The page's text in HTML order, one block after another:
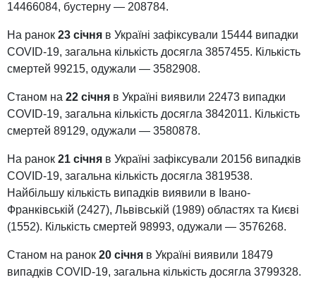
14466084, бустерну — 208784.
На ранок 23 січня в Україні зафіксували 15444 випадки
COVID-19, загальна кількість досягла 3857455. Кількість
смертей 99215, одужали — 3582908.
Станом на 22 січня в Україні виявили 22473 випадки
COVID-19, загальна кількість досягла 3842011. Кількість
смертей 89129, одужали — 3580878.
На ранок 21 січня в Україні зафіксували 20156 випадків
COVID-19, загальна кількість досягла 3819538.
Найбільшу кількість випадків виявили в Івано-
Франківській (2427), Львівській (1989) областях та Києві
(1552). Кількість смертей 98993, одужали — 3576268.
Станом на ранок 20 січня в Україні виявили 18479
випадків COVID-19, загальна кількість досягла 3799328.